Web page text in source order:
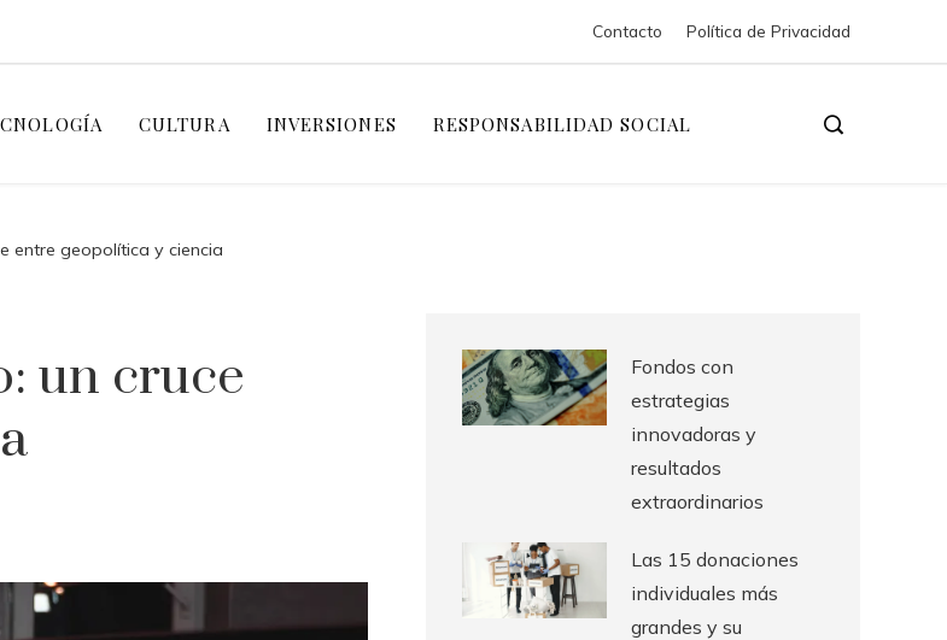
Contacto Política de Privacidad
CULTURA INVERSIONES RESPONSABILIDAD SOCIAL
entre geopolítica y ciencia
un cruce
Fondos con
estrategias
innovadoras y
resultados
extraordinarios
Las 15 donaciones
individuales más
grandes y su